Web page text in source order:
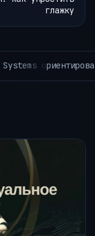
глажку